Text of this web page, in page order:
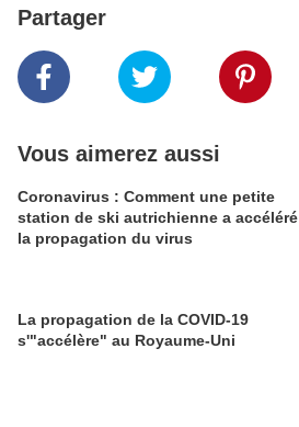
Partager
Vous aimerez aussi
Coronavirus : Comment une petite
station de ski autrichienne a accéléré
la propagation du virus
La propagation de la COVID-19
s'"accélère" au Royaume-Uni